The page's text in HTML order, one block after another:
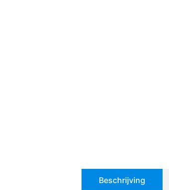
Beschrijving